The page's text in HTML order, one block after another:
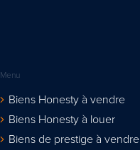
Menu
Biens Honesty à vendre
Biens Honesty à louer
Biens de prestige à vendre